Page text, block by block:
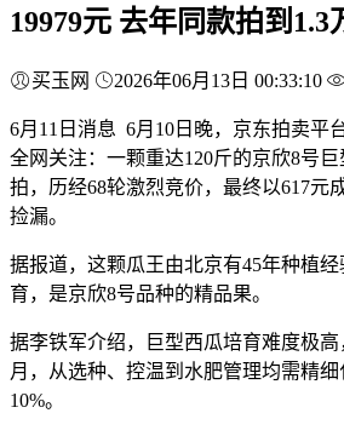
19979元 去年同款拍到1.3
买玉网 2026年06月13日 00:33:10
6月11日消息 6月10日晚，京东拍卖平
全网关注：一颗重达120斤的京欣8号
拍，历经68轮激烈竞价，最终以617元
捡漏。
据报道，这颗瓜王由北京有45年种植
育，是京欣8号品种的精品果。
据李铁军介绍，巨型西瓜培育难度极
月，从选种、控温到水肥管理均需精
10%。